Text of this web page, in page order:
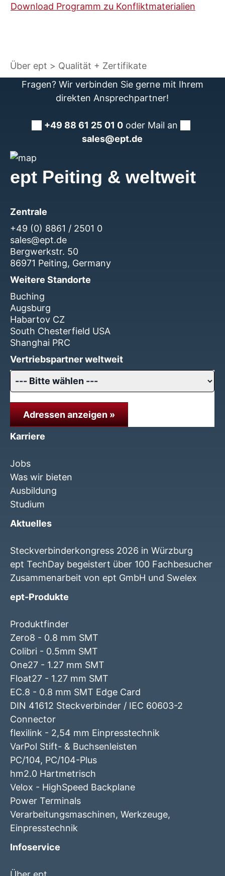
Download Programm zu Konfliktmaterialien
Über ept
Qualität + Zertifikate
Fragen? Wir verbinden Sie gerne mit Ihrem
direkten Ansprechpartner!
+49 88 61 25 01 0 oder Mail an
sales@ept.de
ept Peiting & weltweit
Zentrale
+49 (0) 8861 / 2501 0
sales@ept.de
Bergwerkstr. 50
86971 Peiting, Germany
Weitere Standorte
Buching
Augsburg
Habartov CZ
South Chesterfield USA
Shanghai PRC
Vertriebspartner weltweit
Adressen anzeigen »
Karriere
Jobs
Was wir bieten
Ausbildung
Studium
Aktuelles
Steckverbinderkongress 2026 in Würzburg
ept TechDay begeistert über 100 Fachbesucher
Zusammenarbeit von ept GmbH und Swelex
ept-Produkte
Produktfinder
Zero8 - 0.8 mm SMT
Colibri - 0.5mm SMT
One27 - 1.27 mm SMT
Float27 - 1.27 mm SMT
EC.8 - 0.8 mm SMT Edge Card
DIN 41612 Steckverbinder / IEC 60603-2
Connector
flexilink - 2,54 mm Einpresstechnik
VarPol Stift- & Buchsenleisten
PC/104, PC/104-Plus
hm2.0 Hartmetrisch
Velox - HighSpeed Backplane
Power Terminals
Verarbeitungsmaschinen, Werkzeuge,
Einpresstechnik
Infoservice